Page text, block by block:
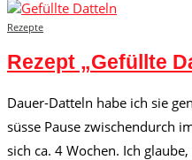
Rezepte
Rezept „Gefüllte
Dauer-Datteln habe ich sie
süsse Pause zwischendurch
sich ca. 4 Wochen. Ich